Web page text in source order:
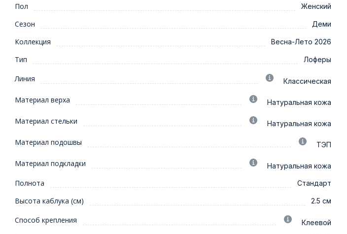
Пол Женский
Сезон Деми
Коллекция Весна-Лето 2026
Тип Лоферы
Линия Классическая
Материал верха Натуральная кожа
Материал стельки Натуральная кожа
Материал подошвы ТЭП
Материал подкладки Натуральная кожа
Полнота Стандарт
Высота каблука (см) 2.5 см
Способ крепления Клеевой